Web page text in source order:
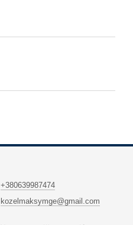
+380639987474
kozelmaksymge@gmail.com